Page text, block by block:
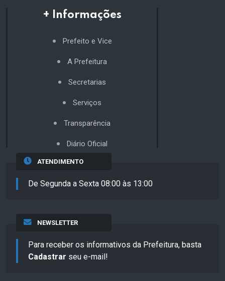
+ Informações
Prefeito e Vice
A Prefeitura
Secretarias
Serviços
Transparência
Diário Oficial
ATENDIMENTO
De Segunda a Sexta 08:00 às 13:00
NEWSLETTER
Para receber os informativos da Prefeitura, basta
Cadastrar seu e-mail!